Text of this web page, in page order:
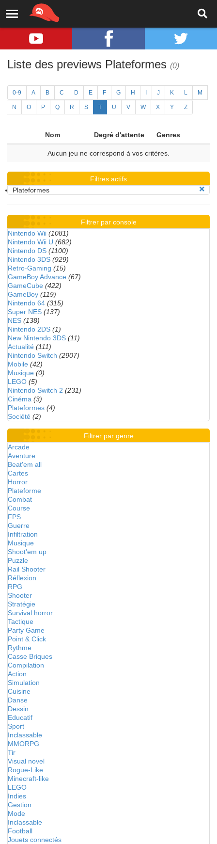
Liste des previews Plateformes (0)
0-9 A B C D E F G H J K L M
N O P Q R S T U V W X Y Z
Nom Degré d'attente Genres
Aucun jeu ne correspond à vos critères.
Filtres actifs
Plateformes
Filtrer par console
Nintendo Wii (1081)
Nintendo Wii U (682)
Nintendo DS (1100)
Nintendo 3DS (929)
Retro-Gaming (15)
GameBoy Advance (67)
GameCube (422)
GameBoy (119)
Nintendo 64 (315)
Super NES (137)
NES (138)
Nintendo 2DS (1)
New Nintendo 3DS (11)
Actualité (111)
Nintendo Switch (2907)
Mobile (42)
Musique (0)
LEGO (5)
Nintendo Switch 2 (231)
Cinéma (3)
Plateformes (4)
Société (2)
Filtrer par genre
Arcade
Aventure
Beat'em all
Cartes
Horror
Plateforme
Combat
Course
FPS
Guerre
Infiltration
Musique
Shoot'em up
Puzzle
Rail Shooter
Réflexion
RPG
Shooter
Stratégie
Survival horror
Tactique
Party Game
Point & Click
Rythme
Casse Briques
Compilation
Action
Simulation
Cuisine
Danse
Dessin
Educatif
Sport
Inclassable
MMORPG
Tir
Visual novel
Rogue-Like
Minecraft-like
LEGO
Indies
Gestion
Mode
Inclassable
Football
Jouets connectés